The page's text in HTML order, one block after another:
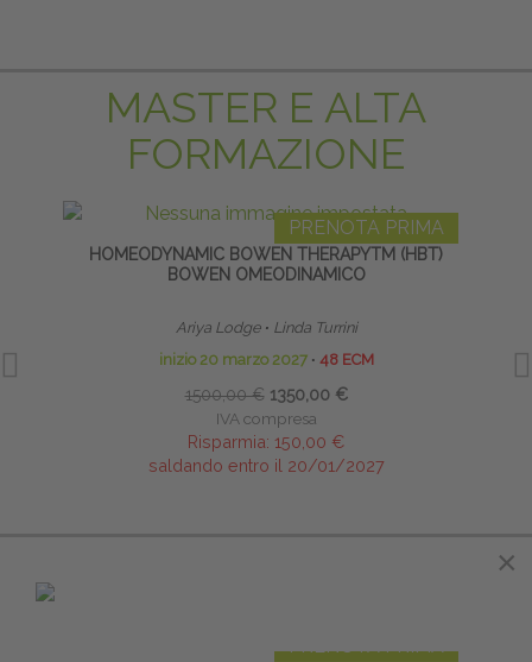
MASTER E ALTA
FORMAZIONE
PRENOTA PRIMA
HOMEODYNAMIC BOWEN THERAPYTM (HBT)
BOWEN OMEODINAMICO
Ariya Lodge ∙ Linda Turrini
inizio 20 marzo 2027 ∙ 48 ECM
1500,00 € 1350,00 €
IVA compresa
Risparmia: 150,00 €
saldando entro il 20/01/2027
PRENOTA PRIMA
×
×